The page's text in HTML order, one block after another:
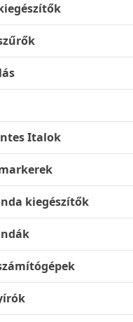
Italok
kiegészítők